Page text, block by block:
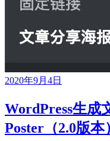
2020年9月4日
WordPress生成
Poster（2.0版本